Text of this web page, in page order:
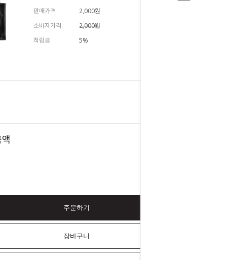
판매가격
2,000원
소비자가격
2,000원
적립금
5%
주문하기
장바구니